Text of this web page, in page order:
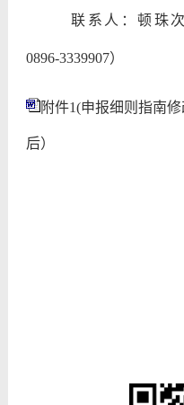
联系人：顿珠
0896-3339907）
附件1(申报细则指南修
后）